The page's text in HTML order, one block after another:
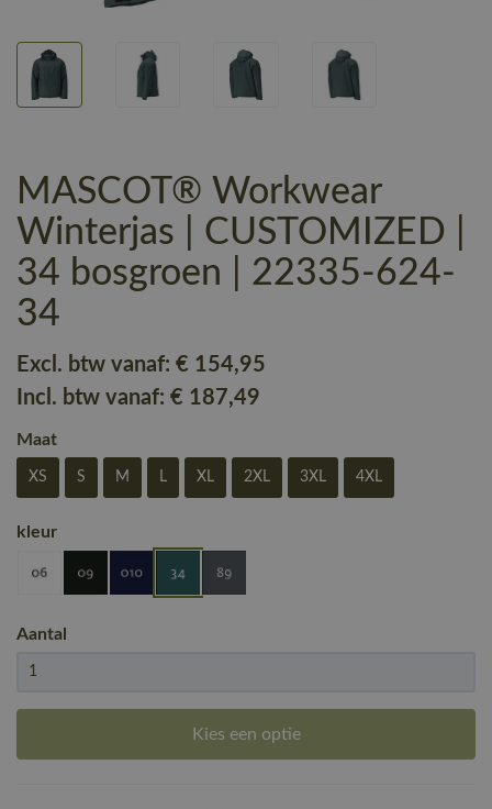
MASCOT® Workwear
Winterjas | CUSTOMIZED |
34 bosgroen | 22335-624-
34
Excl. btw vanaf: € 154,95
Incl. btw vanaf: € 187,49
Maat
XS S M L XL 2XL 3XL 4XL
kleur
Aantal
Kies een optie